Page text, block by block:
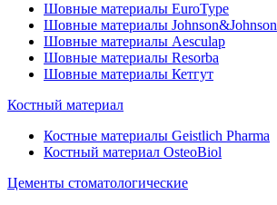
Шовные материалы EuroType
Шовные материалы Johnson&Johnson
Шовные материалы Aesculap
Шовные материалы Resorba
Шовные материалы Кетгут
Костный материал
Костные материалы Geistlich Pharma
Костный материал OsteoBiol
Цементы стоматологические